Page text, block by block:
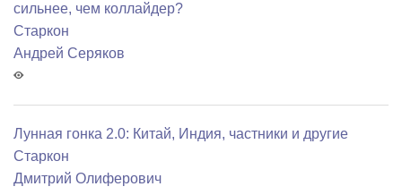
сильнее, чем коллайдер?
Старкон
Андрей Серяков
Лунная гонка 2.0: Китай, Индия, частники и другие
Старкон
Дмитрий Олиферович